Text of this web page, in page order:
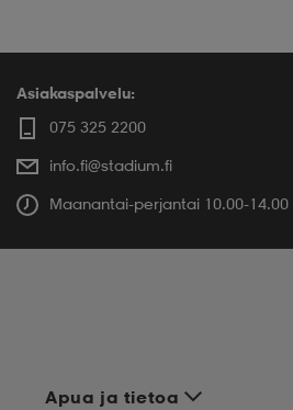
Asiakaspalvelu:
075 325 2200
info.fi@stadium.fi
Maanantai-perjantai 10.00-14.00
Apua ja tietoa